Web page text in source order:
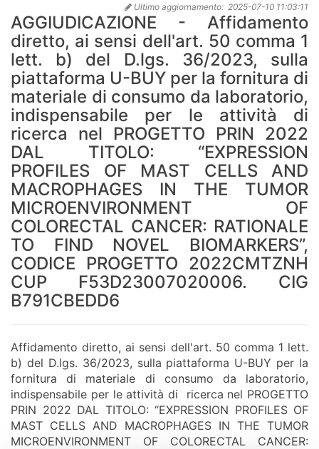
Ultimo aggiornamento: 2025-07-10 11:03:11
AGGIUDICAZIONE - Affidamento
diretto, ai sensi dell'art. 50 comma 1
lett. b) del D.lgs. 36/2023, sulla
piattaforma U-BUY per la fornitura di
materiale di consumo da laboratorio,
indispensabile per le attività di
ricerca nel PROGETTO PRIN 2022
DAL TITOLO: “EXPRESSION
PROFILES OF MAST CELLS AND
MACROPHAGES IN THE TUMOR
MICROENVIRONMENT OF
COLORECTAL CANCER: RATIONALE
TO FIND NOVEL BIOMARKERS”,
CODICE PROGETTO 2022CMTZNH
CUP F53D23007020006. CIG
B791CBEDD6
Affidamento diretto, ai sensi dell'art. 50 comma 1 lett.
b) del D.lgs. 36/2023, sulla piattaforma U-BUY per la
fornitura di materiale di consumo da laboratorio,
indispensabile per le attività di ricerca nel PROGETTO
PRIN 2022 DAL TITOLO: “EXPRESSION PROFILES OF
MAST CELLS AND MACROPHAGES IN THE TUMOR
MICROENVIRONMENT OF COLORECTAL CANCER: